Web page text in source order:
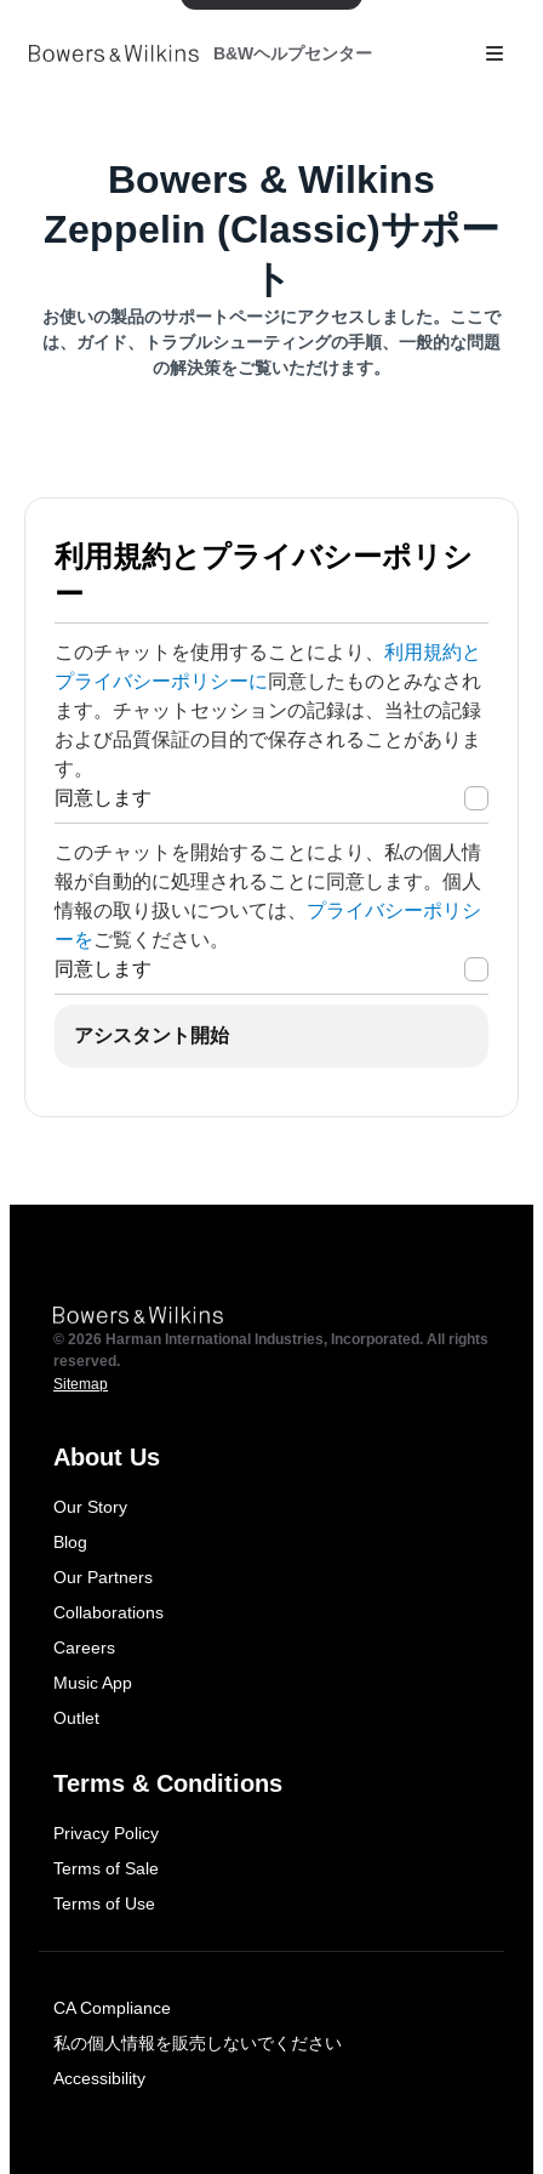
B&Wヘルプセンター
Bowers & Wilkins
Zeppelin (Classic)サポー
ト
お使いの製品のサポートページにアクセスしました。ここで
は、ガイド、トラブルシューティングの手順、一般的な問題
の解決策をご覧いただけます。
利用規約とプライバシーポリシ
ー
このチャットを使用することにより、 利用規約と
プライバシーポリシーに 同意したものとみなされ
ます。チャットセッションの記録は、当社の記録
および品質保証の目的で保存されることがありま
す。
同意します
このチャットを開始することにより、私の個人情
報が自動的に処理されることに同意します。個人
情報の取り扱いについては、 プライバシーポリシ
ーをご覧ください。
同意します
アシスタント開始
© 2026 Harman International Industries, Incorporated. All rights
reserved.
Sitemap
About Us
Our Story
Blog
Our Partners
Collaborations
Careers
Music App
Outlet
Terms & Conditions
Privacy Policy
Terms of Sale
Terms of Use
CA Compliance
私の個人情報を販売しないでください
Accessibility